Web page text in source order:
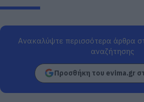
Ανακαλύψτε περισσότερα άρθρα
αναζήτησης
Προσθήκη του evima.gr